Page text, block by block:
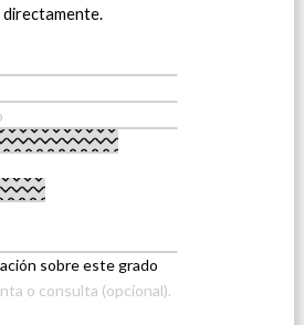
directamente.
sobre este grado